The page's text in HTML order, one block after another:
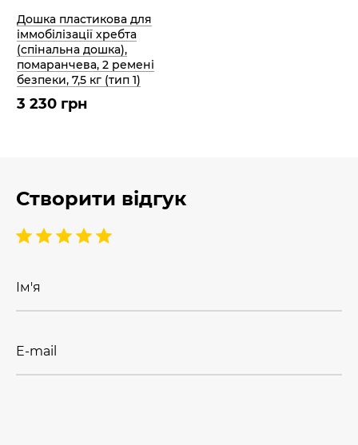
Дошка пластикова для
іммобілізації хребта
(спінальна дошка),
помаранчева, 2 ремені
безпеки, 7,5 кг (тип 1)
3 230 грн
Створити відгук
Ім'я
E-mail